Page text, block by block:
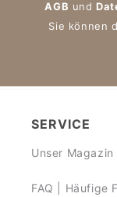
AGB und
Sie können
SERVICE
Unser Magazin
FAQ | Häufige